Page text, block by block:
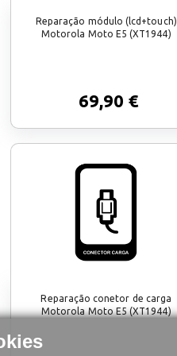
Reparação módulo (lcd+touch)
Motorola Moto E5 (XT1944)
69,90 €
Reparação conetor de carga
Motorola Moto E5 (XT1944)